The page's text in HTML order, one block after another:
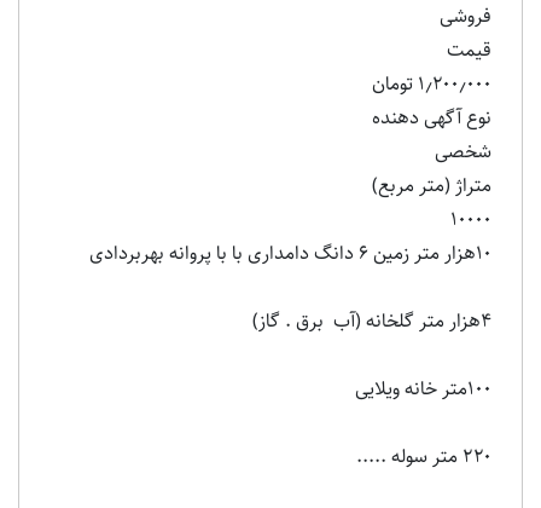
فروشی
قیمت
۱٫۲۰۰٫۰۰۰ تومان
نوع آگهی دهنده
شخصی
متراژ (متر مربع)
۱۰۰۰۰
۱۰هزار متر زمین ۶ دانگ دامداری با با پروانه بهربردادی
۴هزار متر گلخانه (آب ‌ برق . گاز)
۱۰۰متر خانه ویلایی
۲۲۰ متر سوله .....